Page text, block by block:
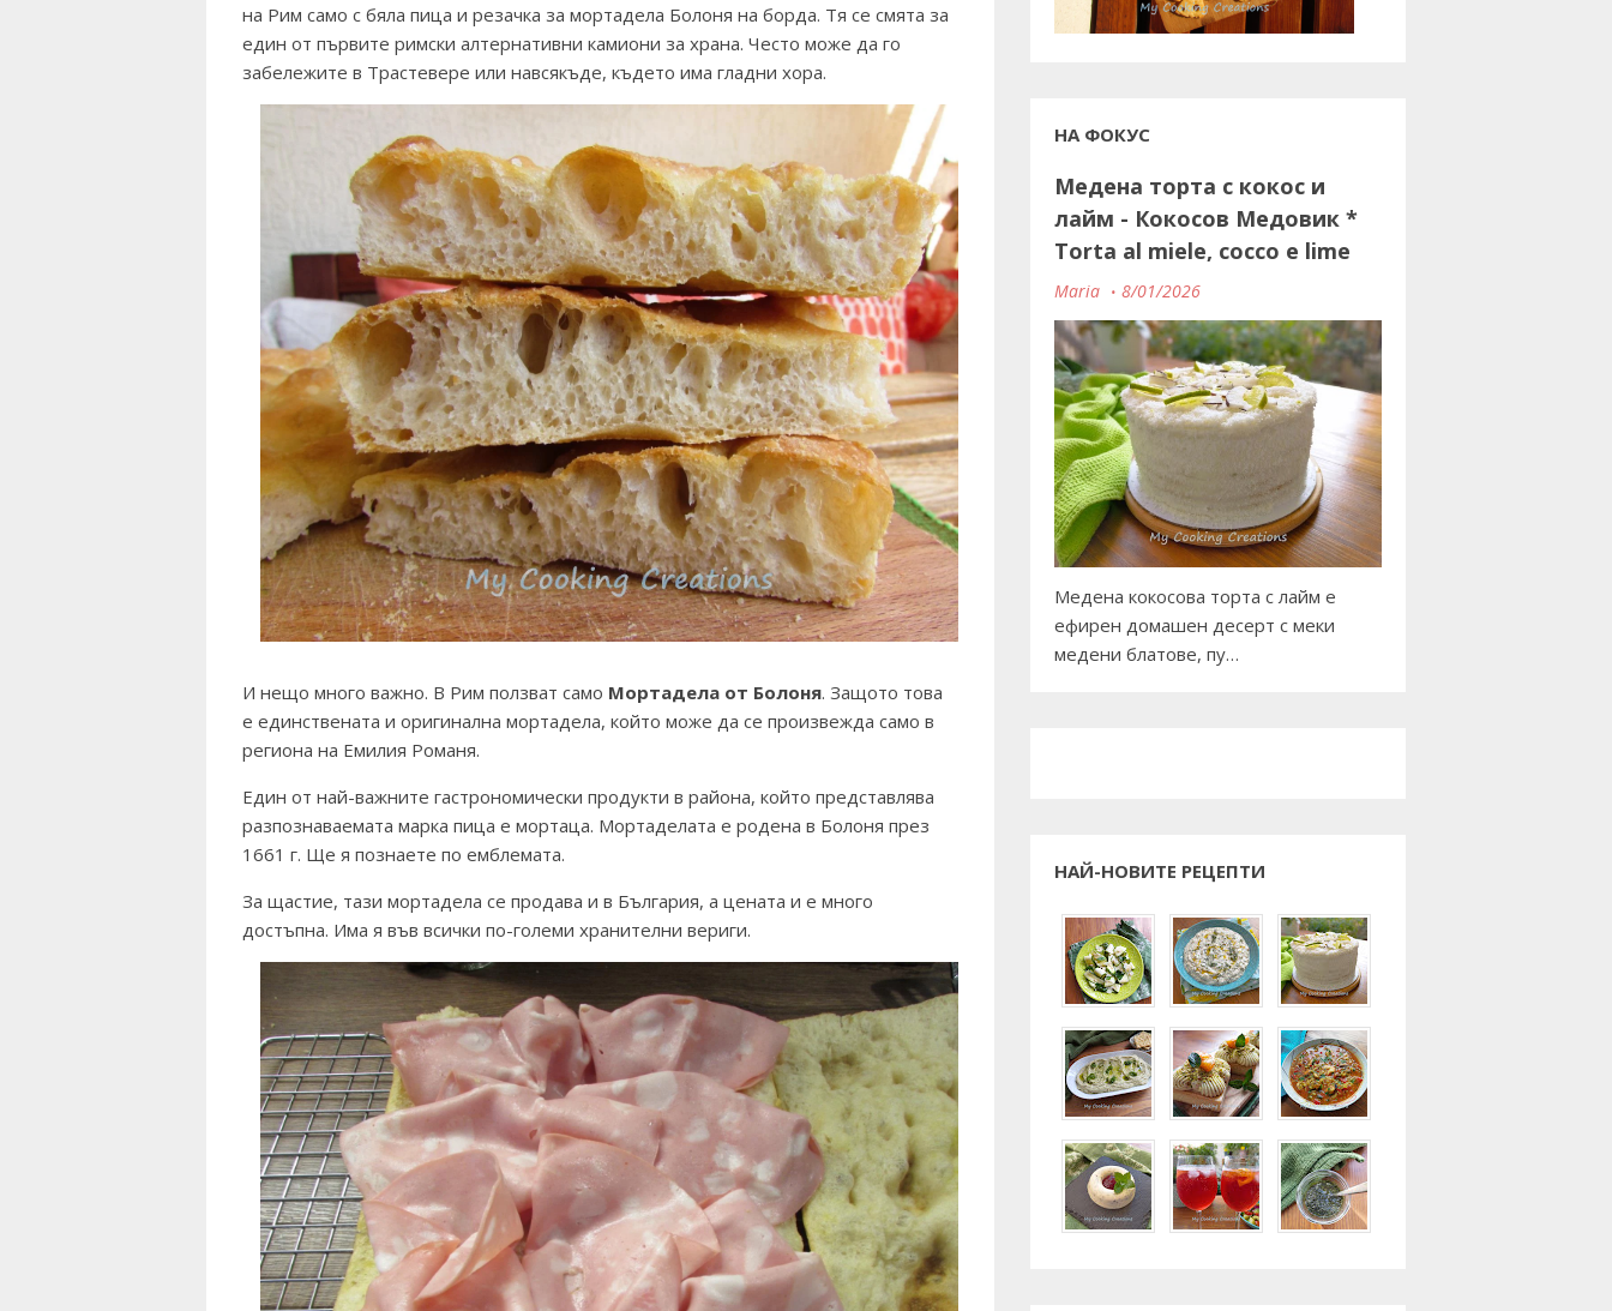
на Рим само с бяла пица и резачка за мортадела Болоня на борда. Тя се смята за
един от първите римски алтернативни камиони за храна. Често може да го
забележите в Трастевере или навсякъде, където има гладни хора.
И нещо много важно. В Рим ползват само Мортадела от Болоня. Защото това
е единствената и оригинална мортадела, който може да се произвежда само в
региона на Емилия Романя.
Един от най-важните гастрономически продукти в района, който представлява
разпознаваемата марка пица е мортаца. Мортаделата е родена в Болоня през
1661 г. Ще я познаете по емблемата.
За щастие, тази мортадела се продава и в България, а цената и е много
достъпна. Има я във всички по-големи хранителни вериги.
НА ФОКУС
Медена торта с кокос и
лайм - Кокосов Медовик *
Torta al miele, cocco e lime
Maria 8/01/2026
Медена кокосова торта с лайм е
ефирен домашен десерт с меки
медени блатове, пу…
НАЙ-НОВИТЕ РЕЦЕПТИ